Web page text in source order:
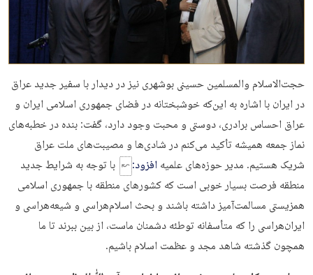
حجت‌الاسلام والمسلمین حسینی بوشهری نیز در دیدار با سفیر جدید عراق
در ایران با اشاره به این‌که خوشبختانه در فضای جمهوری اسلامی ایران و
عراق احساس برادری، دوستی و محبت وجود دارد، گفت: بنده در خطبه‌های
نماز جمعه همیشه تأکید می‌کنم در شادی‌ها و مصیبت‌های ملت عراق
شریک هستیم. مدیر حوزه‌های علمیهافزود:
با توجه به شرایط جدید
منطقه فرصت بسیار خوبی است که کشورهای منطقه با جمهوری اسلامی
همزیستی مسالمت‌آمیز داشته باشند و بحث اسلام‌هراسی و شیعه‌هراسی و
ایران‌هراسی را که متأسفانه توطئه دشمنان ماست، از بین ببرند تا ما
همچون گذشته شاهد مجد و عظمت اسلام باشیم.